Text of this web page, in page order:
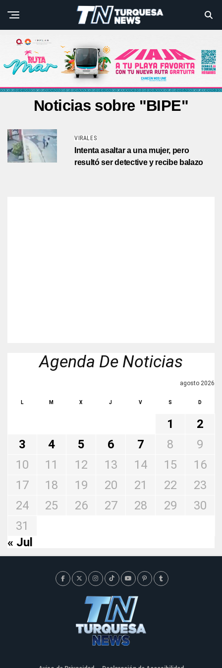
Noticias sobre "BIPE"
VIRALES
Intenta asaltar a una mujer, pero
resultó ser detective y recibe balazo
Agenda De Noticias
agosto 2026
L M X J V S D
1
2
3
4 5 6 7 8
9
10
11 12 13 14 15
16
17
18 19 20 21 22
23
24
25 26 27 28 29
30
31
« Jul